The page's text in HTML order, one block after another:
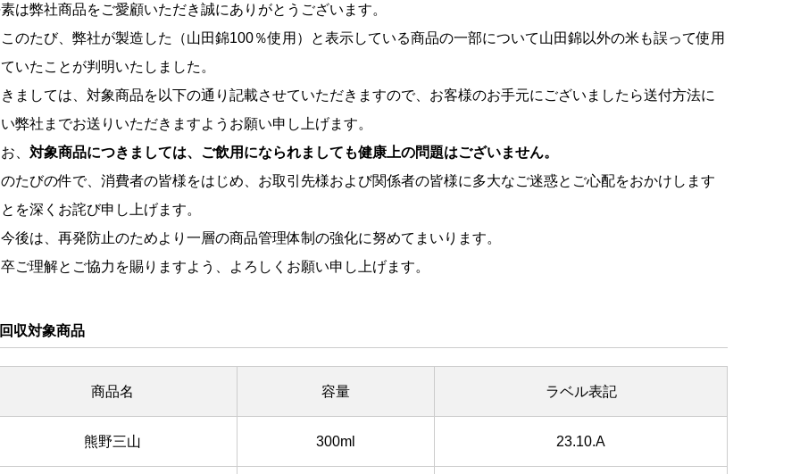
は弊社商品をご愛顧いただき誠にありがとうございます。
たび、弊社が製造した（山田錦100％使用）と表示している商品の一部について山田錦以外の米も誤って使用
いたことが判明いたしました。
ましては、対象商品を以下の通り記載させていただきますので、お客様のお手元にございましたら送付方法に
弊社までお送りいただきますようお願い申し上げます。
、 対象商品につきましては、ご飲用になられましても健康上の問題はございません。
たびの件で、消費者の皆様をはじめ、お取引先様および関係者の皆様に多大なご迷惑とご心配をおかけします
を深くお詫び申し上げます。
は、再発防止のためより一層の商品管理体制の強化に努めてまいります。
ご理解とご協力を賜りますよう、よろしくお願い申し上げます。
収対象商品
商品名 容量 ラベル表記
熊野三山 300ml 23.10.A